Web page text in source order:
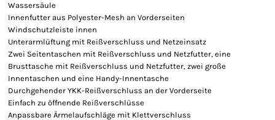
Wassersäule
Innenfutter aus Polyester-Mesh an Vorderseiten
Windschutzleiste innen
Unterarmlüftung mit Reißverschluss und Netzeinsatz
Zwei Seitentaschen mit Reißverschluss und Netzfutter, eine
Brusttasche mit Reißverschluss und Netzfutter, zwei große
Innentaschen und eine Handy-Innentasche
Durchgehender YKK-Reißverschluss an der Vorderseite
Einfach zu öffnende Reißverschlüsse
Anpassbare Ärmelaufschläge mit Klettverschluss